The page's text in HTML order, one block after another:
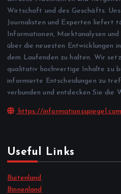
Wirtschaft und des Geschäfts.
Journalisten und Experten liefert
Informationen, Marktanalysen
über die neuesten Entwicklungen
dem Laufenden zu halten. Wir
qualitativ hochwertige Inhalte zu
informierte Entscheidungen zu
verbunden und entdecken Sie die
https://informationsspiegel.com
Useful Links
Buitenland
Binnenland